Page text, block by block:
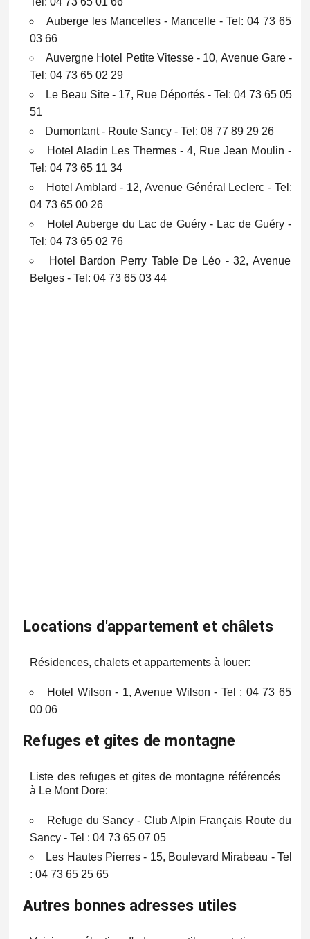
Auberge les Mancelles - Mancelle - Tel: 04 73 65
03 66
Auvergne Hotel Petite Vitesse - 10, Avenue Gare -
Tel: 04 73 65 02 29
Le Beau Site - 17, Rue Déportés - Tel: 04 73 65 05
51
Dumontant - Route Sancy - Tel: 08 77 89 29 26
Hotel Aladin Les Thermes - 4, Rue Jean Moulin -
Tel: 04 73 65 11 34
Hotel Amblard - 12, Avenue Général Leclerc - Tel:
04 73 65 00 26
Hotel Auberge du Lac de Guéry - Lac de Guéry -
Tel: 04 73 65 02 76
Hotel Bardon Perry Table De Léo - 32, Avenue
Belges - Tel: 04 73 65 03 44
Locations d'appartement et châlets
Résidences, chalets et appartements à louer:
Hotel Wilson - 1, Avenue Wilson - Tel : 04 73 65
00 06
Refuges et gites de montagne
Liste des refuges et gites de montagne référencés
à Le Mont Dore:
Refuge du Sancy - Club Alpin Français Route du
Sancy - Tel : 04 73 65 07 05
Les Hautes Pierres - 15, Boulevard Mirabeau - Tel
: 04 73 65 25 65
Autres bonnes adresses utiles